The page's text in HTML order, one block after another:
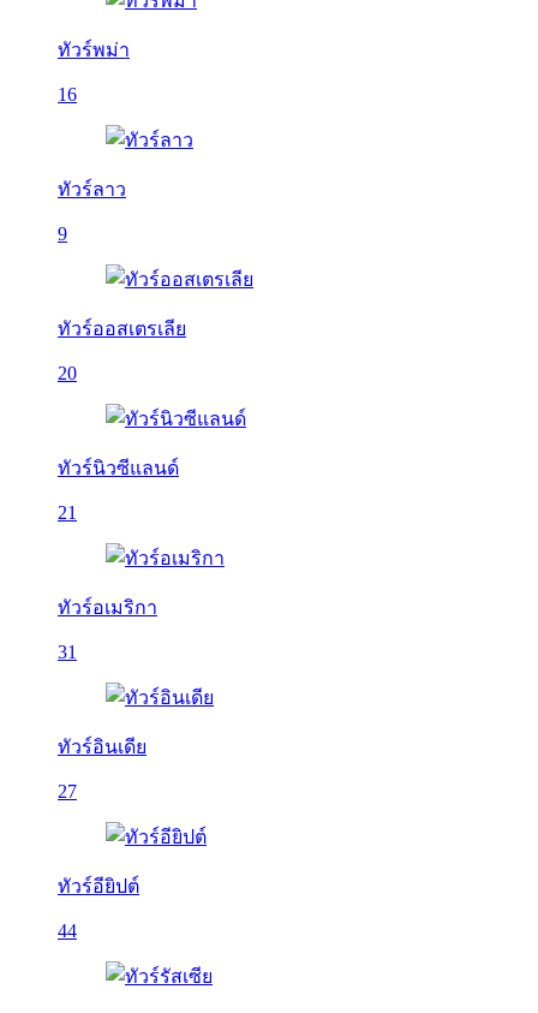
ทัวร์พม่า
16
ทัวร์ลาว
9
ทัวร์ออสเตรเลีย
20
ทัวร์นิวซีแลนด์
21
ทัวร์อเมริกา
31
ทัวร์อินเดีย
27
ทัวร์อียิปต์
44